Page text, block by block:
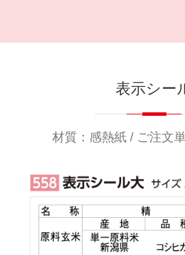
表示シー
材質：感熱紙 / ご注文